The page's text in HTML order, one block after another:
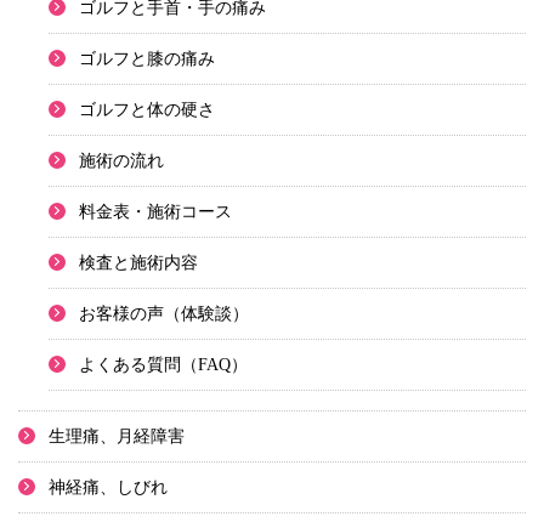
ゴルフと手首・手の痛み
ゴルフと膝の痛み
ゴルフと体の硬さ
施術の流れ
料金表・施術コース
検査と施術内容
お客様の声（体験談）
よくある質問（FAQ）
生理痛、月経障害
神経痛、しびれ